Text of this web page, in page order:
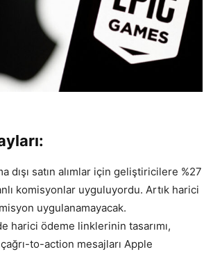
dışı satın alımlar için geliştiricilere %27
komisyonlar uyguluyordu. Artık harici
uygulanamayacak.
harici ödeme linklerinin tasarımı,
to-action mesajları Apple